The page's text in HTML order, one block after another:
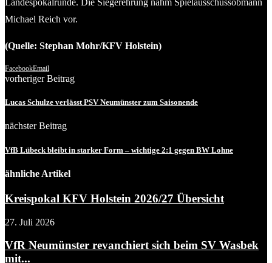
Landespokalrunde. Die Siegerehrung nahm Spielausschussobmann
Michael Reich vor.
(Quelle: Stephan Mohr/KFV Holstein)
FacebookEmail
vorheriger Beitrag
Lucas Schulze verlässt PSV Neumünster zum Saisonende
nächster Beitrag
VfB Lübeck bleibt in starker Form – wichtige 2:1 gegen BW Lohne
ähnliche Artikel
Kreispokal KFV Holstein 2026/27 Übersicht
27. Juli 2026
VfR Neumünster revanchiert sich beim SV Wasbek
mit...